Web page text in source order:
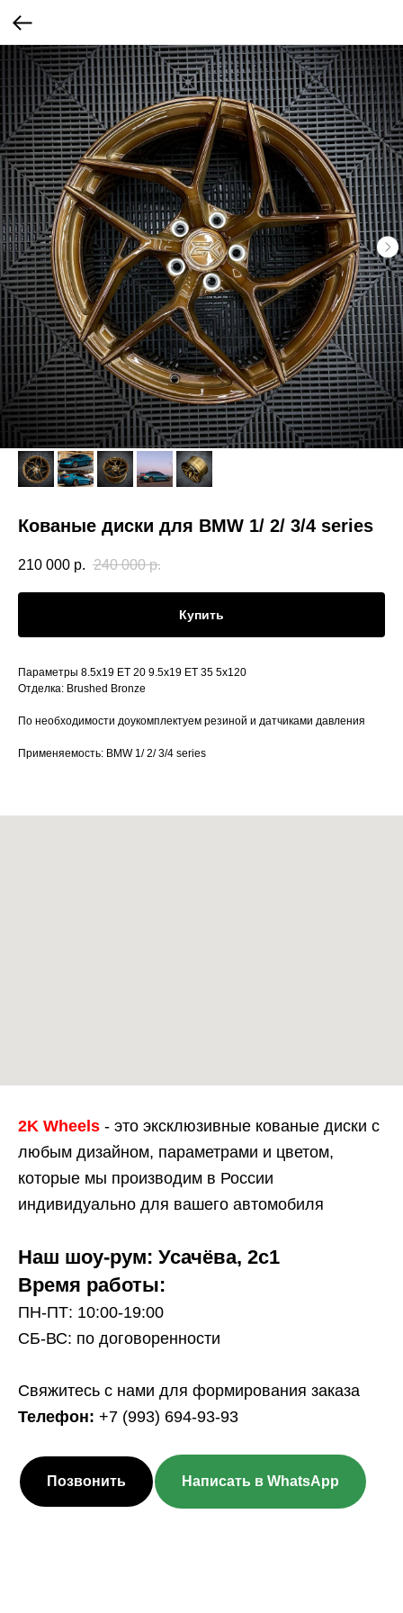
Кованые диски для BMW 1/ 2/ 3/4 series
210 000 р. 240 000 р.
Купить
Параметры 8.5х19 ЕТ 20 9.5х19 ЕТ 35 5x120
Отделка: Brushed Bronze
По необходимости доукомплектуем резиной и датчиками давления
Применяемость: BMW 1/ 2/ 3/4 series
2K Wheels - это эксклюзивные кованые диски с
любым дизайном, параметрами и цветом,
которые мы производим в России
индивидуально для вашего автомобиля
Наш шоу-рум: Усачёва, 2с1
Время работы:
ПН-ПТ: 10:00-19:00
СБ-ВС: по договоренности
Свяжитесь с нами для формирования заказа
Телефон: +7 (993) 694-93-93
Позвонить Написать в WhatsApp